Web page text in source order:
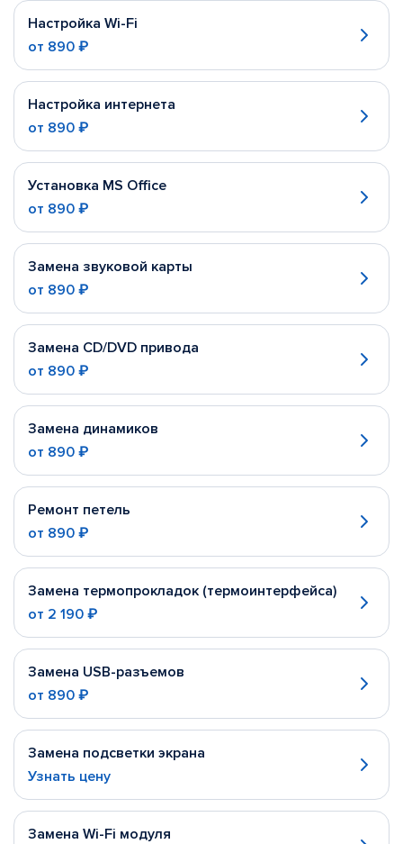
Настройка Wi-Fi
от 890 ₽
Настройка интернета
от 890 ₽
Установка MS Office
от 890 ₽
Замена звуковой карты
от 890 ₽
Замена CD/DVD привода
от 890 ₽
Замена динамиков
от 890 ₽
Ремонт петель
от 890 ₽
Замена термопрокладок (термоинтерфейса)
от 2 190 ₽
Замена USB-разъемов
от 890 ₽
Замена подсветки экрана
Узнать цену
Замена Wi-Fi модуля